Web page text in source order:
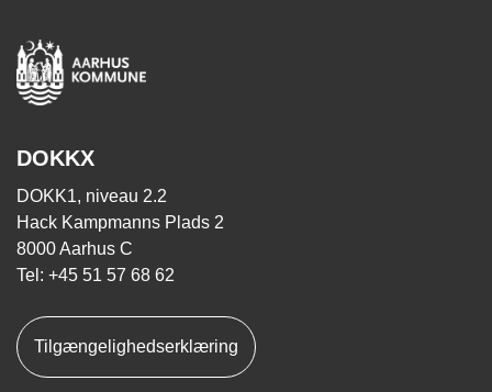
DOKKX
DOKK1, niveau 2.2
Hack Kampmanns Plads 2
8000 Aarhus C
Tel: +45 51 57 68 62
Tilgængelighedserklæring